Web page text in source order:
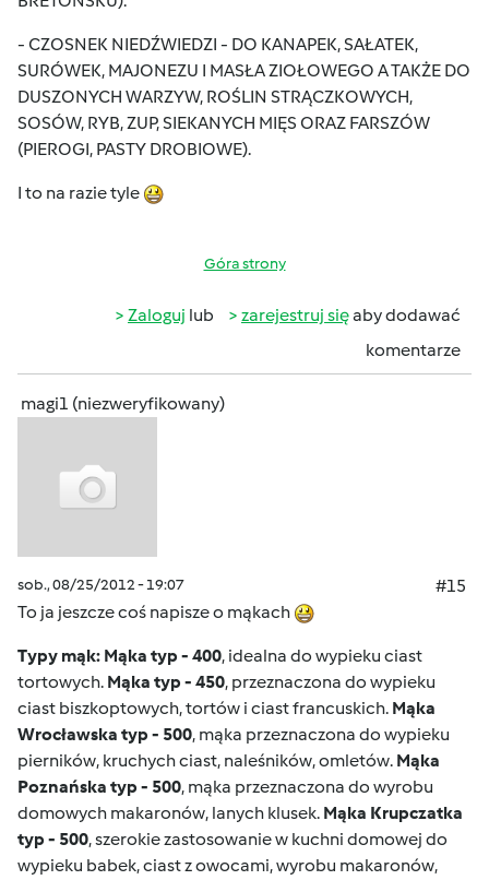
- CZOSNEK NIEDŹWIEDZI - DO KANAPEK, SAŁATEK,
SURÓWEK, MAJONEZU I MASŁA ZIOŁOWEGO A TAKŻE DO
DUSZONYCH WARZYW, ROŚLIN STRĄCZKOWYCH,
SOSÓW, RYB, ZUP, SIEKANYCH MIĘS ORAZ FARSZÓW
(PIEROGI, PASTY DROBIOWE).
I to na razie tyle
Góra strony
Zaloguj lub zarejestruj sięaby dodawać
komentarze
magi1 (niezweryfikowany)
sob., 08/25/2012 - 19:07
#15
To ja jeszcze coś napisze o mąkach
Typy mąk: Mąka typ - 400, idealna do wypieku ciast
tortowych. Mąka typ - 450, przeznaczona do wypieku
ciast biszkoptowych, tortów i ciast francuskich. Mąka
Wrocławska typ - 500, mąka przeznaczona do wypieku
pierników, kruchych ciast, naleśników, omletów. Mąka
Poznańska typ - 500, mąka przeznaczona do wyrobu
domowych makaronów, lanych klusek. Mąka Krupczatka
typ - 500, szerokie zastosowanie w kuchni domowej do
wypieku babek, ciast z owocami, wyrobu makaronów,